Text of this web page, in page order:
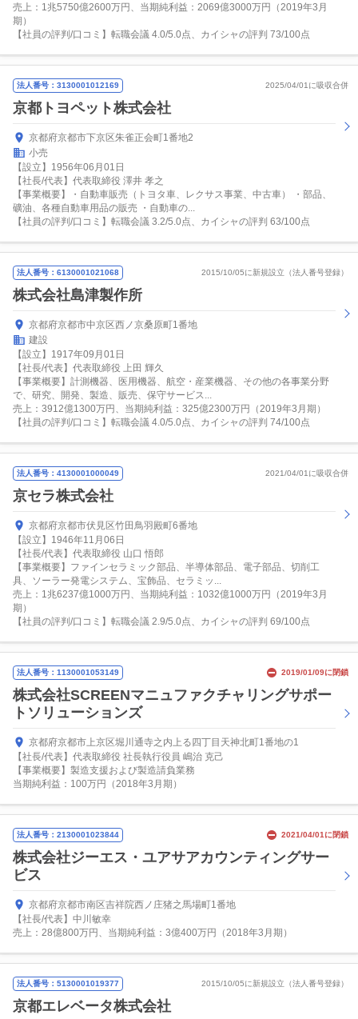
売上：1兆5750億2600万円、当期純利益：2069億3000万円（2019年3月
期）
【社員の評判/口コミ】転職会議 4.0/5.0点、カイシャの評判 73/100点
法人番号：3130001012169 2025/04/01に吸収合併
京都トヨペット株式会社
京都府京都市下京区朱雀正会町1番地2
小売
【設立】1956年06月01日
【社長/代表】代表取締役 澤井 孝之
【事業概要】・自動車販売（トヨタ車、レクサス事業、中古車） ・部品、
礦油、各種自動車用品の販売 ・自動車の...
【社員の評判/口コミ】転職会議 3.2/5.0点、カイシャの評判 63/100点
法人番号：6130001021068 2015/10/05に新規設立（法人番号登録）
株式会社島津製作所
京都府京都市中京区西ノ京桑原町1番地
建設
【設立】1917年09月01日
【社長/代表】代表取締役 上田 輝久
【事業概要】計測機器、医用機器、航空・産業機器、その他の各事業分野
で、研究、開発、製造、販売、保守サービス...
売上：3912億1300万円、当期純利益：325億2300万円（2019年3月期）
【社員の評判/口コミ】転職会議 4.0/5.0点、カイシャの評判 74/100点
法人番号：4130001000049 2021/04/01に吸収合併
京セラ株式会社
京都府京都市伏見区竹田鳥羽殿町6番地
【設立】1946年11月06日
【社長/代表】代表取締役 山口 悟郎
【事業概要】ファインセラミック部品、半導体部品、電子部品、切削工
具、ソーラー発電システム、宝飾品、セラミッ...
売上：1兆6237億1000万円、当期純利益：1032億1000万円（2019年3月
期）
【社員の評判/口コミ】転職会議 2.9/5.0点、カイシャの評判 69/100点
法人番号：1130001053149 2019/01/09に閉鎖
株式会社SCREENマニュファクチャリングサポー
トソリューションズ
京都府京都市上京区堀川通寺之内上る四丁目天神北町1番地の1
【社長/代表】代表取締役 社長執行役員 嶋治 克己
【事業概要】製造支援および製造請負業務
当期純利益：100万円（2018年3月期）
法人番号：2130001023844 2021/04/01に閉鎖
株式会社ジーエス・ユアサアカウンティングサー
ビス
京都府京都市南区吉祥院西ノ庄猪之馬場町1番地
【社長/代表】中川敏幸
売上：28億800万円、当期純利益：3億400万円（2018年3月期）
法人番号：5130001019377 2015/10/05に新規設立（法人番号登録）
京都エレベータ株式会社